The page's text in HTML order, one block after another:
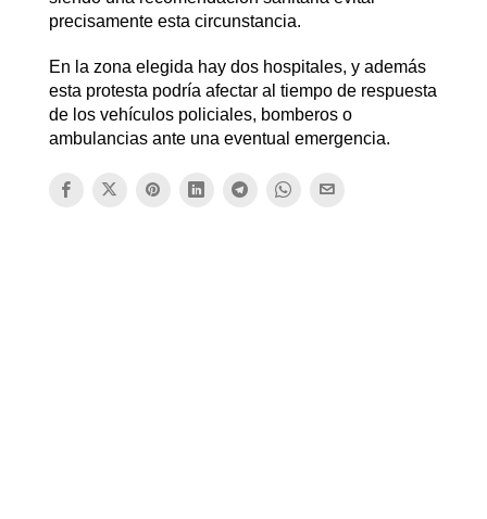
precisamente esta circunstancia.
En la zona elegida hay dos hospitales, y además
esta protesta podría afectar al tiempo de respuesta
de los vehículos policiales, bomberos o
ambulancias ante una eventual emergencia.